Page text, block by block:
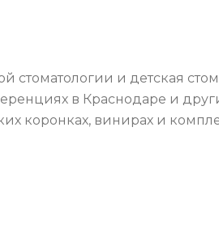
стоматологии и детская
в Краснодаре и
коронках, винирах и